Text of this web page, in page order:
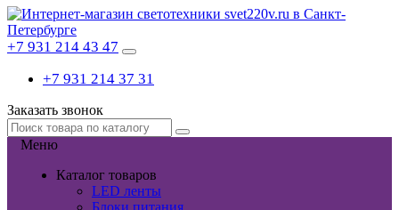
+7 931 214 43 47
+7 931 214 37 31
Заказать звонок
Меню
Каталог товаров
LED ленты
Блоки питания